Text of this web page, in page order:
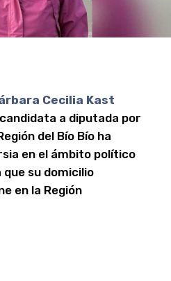
Cecilia Kast
a diputada por
del Bío Bío ha
en el ámbito político
su domicilio
en la Región